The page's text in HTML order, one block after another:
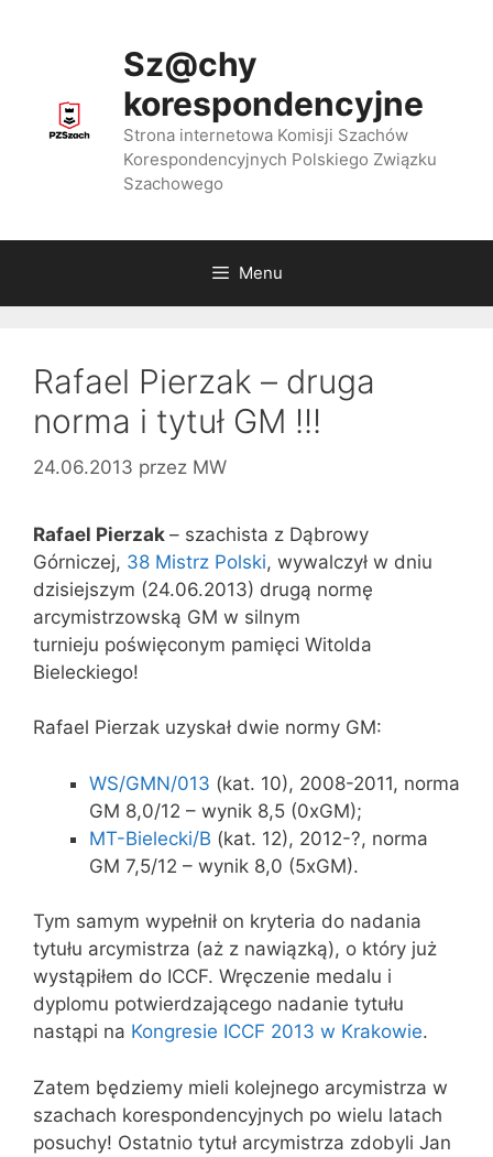
Sz@chy
korespondencyjne
Strona internetowa Komisji Szachów
Korespondencyjnych Polskiego Związku
Szachowego
Menu
Rafael Pierzak – druga
norma i tytuł GM !!!
24.06.2013 przez MW
Rafael Pierzak – szachista z Dąbrowy
Górniczej, 38 Mistrz Polski, wywalczył w dniu
dzisiejszym (24.06.2013) drugą normę
arcymistrzowską GM w silnym
turnieju poświęconym pamięci Witolda
Bieleckiego!
Rafael Pierzak uzyskał dwie normy GM:
WS/GMN/013 (kat. 10), 2008-2011, norma
GM 8,0/12 – wynik 8,5 (0xGM);
MT-Bielecki/B (kat. 12), 2012-?, norma
GM 7,5/12 – wynik 8,0 (5xGM).
Tym samym wypełnił on kryteria do nadania
tytułu arcymistrza (aż z nawiązką), o który już
wystąpiłem do ICCF. Wręczenie medalu i
dyplomu potwierdzającego nadanie tytułu
nastąpi na Kongresie ICCF 2013 w Krakowie.
Zatem będziemy mieli kolejnego arcymistrza w
szachach korespondencyjnych po wielu latach
posuchy! Ostatnio tytuł arcymistrza zdobyli Jan